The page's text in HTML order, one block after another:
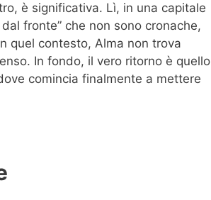
è significativa. Lì, in una capitale
fronte” che non sono cronache,
quel contesto, Alma non trova
In fondo, il vero ritorno è quello
comincia finalmente a mettere